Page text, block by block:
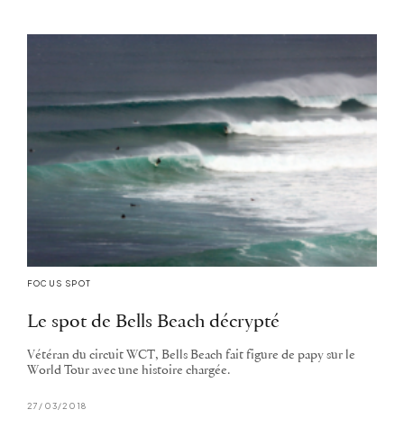
FOCUS SPOT
Le spot de Bells Beach décrypté
Vétéran du circuit WCT, Bells Beach fait figure de papy sur le
World Tour avec une histoire chargée.
27/03/2018